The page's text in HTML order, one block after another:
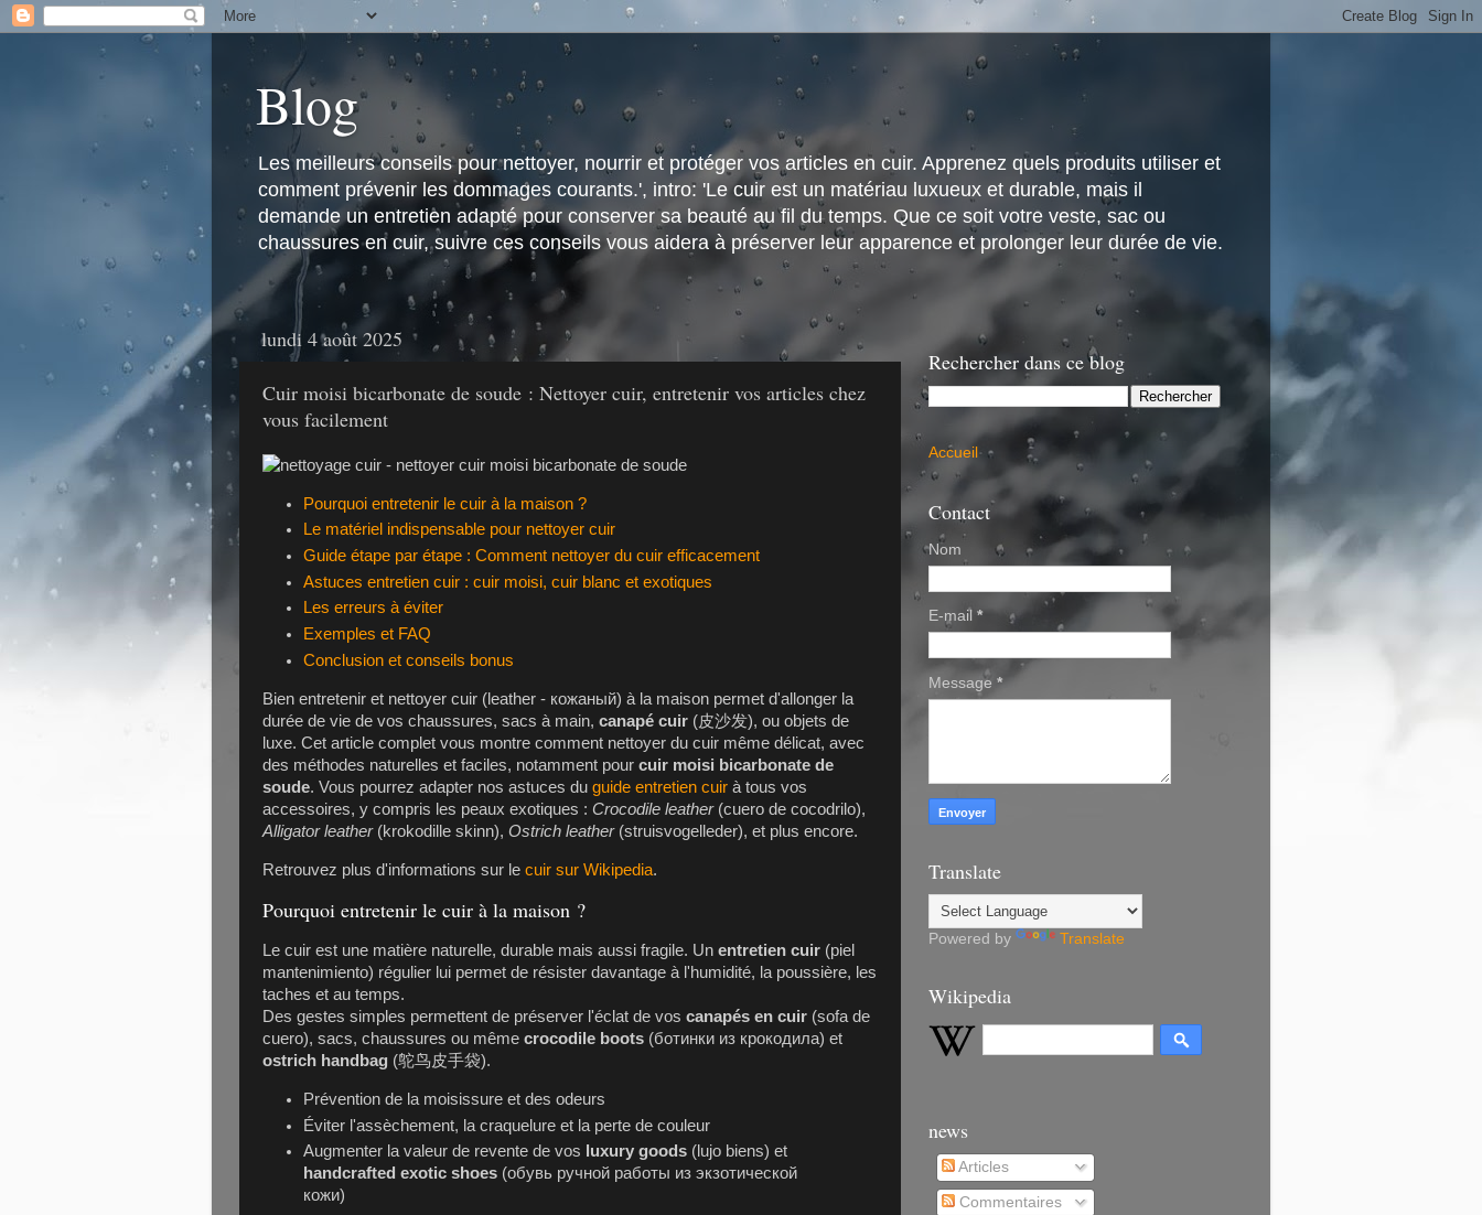
Blog
Les meilleurs conseils pour nettoyer, nourrir et protéger vos articles en cuir. Apprenez quels produits utiliser et
comment prévenir les dommages courants.', intro: 'Le cuir est un matériau luxueux et durable, mais il
demande un entretien adapté pour conserver sa beauté au fil du temps. Que ce soit votre veste, sac ou
chaussures en cuir, suivre ces conseils vous aidera à préserver leur apparence et prolonger leur durée de vie.
lundi 4 août 2025
Cuir moisi bicarbonate de soude : Nettoyer cuir, entretenir vos articles chez
vous facilement
Pourquoi entretenir le cuir à la maison ?
Le matériel indispensable pour nettoyer cuir
Guide étape par étape : Comment nettoyer du cuir efficacement
Astuces entretien cuir : cuir moisi, cuir blanc et exotiques
Les erreurs à éviter
Exemples et FAQ
Conclusion et conseils bonus
Bien entretenir et nettoyer cuir (leather - кожаный) à la maison permet d'allonger la
durée de vie de vos chaussures, sacs à main, canapé cuir (皮沙发), ou objets de
luxe. Cet article complet vous montre comment nettoyer du cuir même délicat, avec
des méthodes naturelles et faciles, notamment pour cuir moisi bicarbonate de
soude. Vous pourrez adapter nos astuces du guide entretien cuir à tous vos
accessoires, y compris les peaux exotiques : Crocodile leather(cuero de cocodrilo),
Alligator leather(krokodille skinn), Ostrich leather(struisvogelleder), et plus encore.
Retrouvez plus d'informations sur le cuir sur Wikipedia.
Pourquoi entretenir le cuir à la maison ?
Le cuir est une matière naturelle, durable mais aussi fragile. Un entretien cuir (piel
mantenimiento) régulier lui permet de résister davantage à l'humidité, la poussière, les
taches et au temps.
Des gestes simples permettent de préserver l'éclat de vos canapés en cuir (sofa de
cuero), sacs, chaussures ou même crocodile boots (ботинки из крокодила) et
ostrich handbag (鸵鸟皮手袋).
Prévention de la moisissure et des odeurs
Éviter l'assèchement, la craquelure et la perte de couleur
Augmenter la valeur de revente de vos
luxury goods (lujo biens) et
handcrafted exotic shoes (обувь ручной работы из экзотической
кожи)
Rechercher dans ce blog
Accueil
Contact
Nom
E-mail *
Message *
Translate
Powered by Translate
Wikipedia
news
Articles
Commentaires